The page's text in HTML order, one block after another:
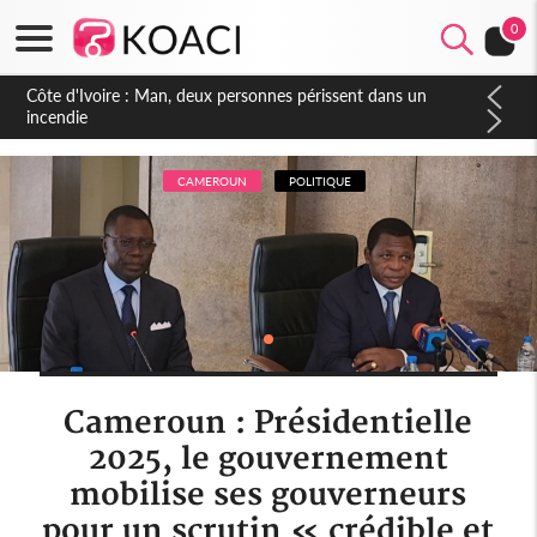
0
Côte d'Ivoire : Séileu, la célébration de la fête nationale
transformée en vaste campagne contre les produits
dépigmentants dangereux
CAMEROUN POLITIQUE
Cameroun : Présidentielle
2025, le gouvernement
mobilise ses gouverneurs